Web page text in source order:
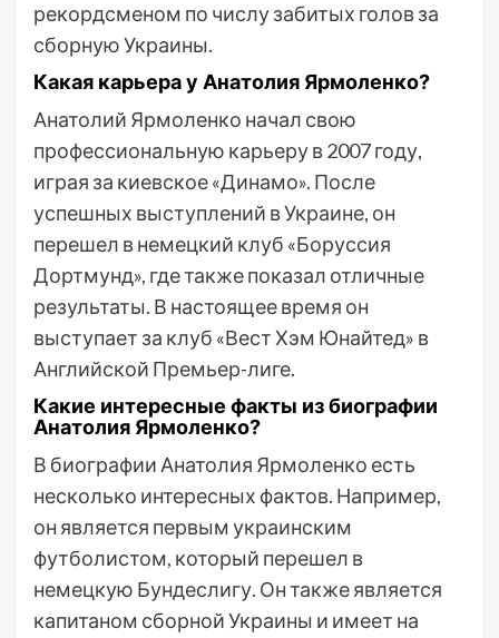
рекордсменом по числу забитых голов за
сборную Украины.
Какая карьера у Анатолия Ярмоленко?
Анатолий Ярмоленко начал свою
профессиональную карьеру в 2007 году,
играя за киевское «Динамо». После
успешных выступлений в Украине, он
перешел в немецкий клуб «Боруссия
Дортмунд», где также показал отличные
результаты. В настоящее время он
выступает за клуб «Вест Хэм Юнайтед» в
Английской Премьер-лиге.
Какие интересные факты из биографии
Анатолия Ярмоленко?
В биографии Анатолия Ярмоленко есть
несколько интересных фактов. Например,
он является первым украинским
футболистом, который перешел в
немецкую Бундеслигу. Он также является
капитаном сборной Украины и имеет на